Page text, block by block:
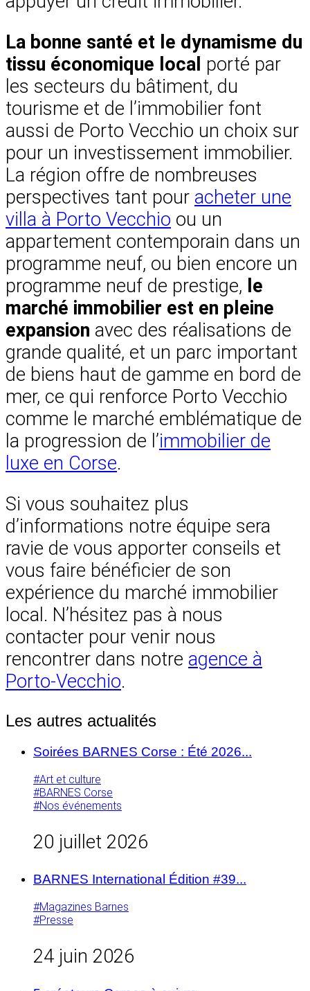
La bonne santé et le dynamisme du
tissu économique local porté par
les secteurs du bâtiment, du
tourisme et de l’immobilier font
aussi de Porto Vecchio un choix sur
pour un investissement immobilier.
La région offre de nombreuses
perspectives tant pour acheter une
villa à Porto Vecchio ou un
appartement contemporain dans un
programme neuf, ou bien encore un
programme neuf de prestige, le
marché immobilier est en pleine
expansion avec des réalisations de
grande qualité, et un parc important
de biens haut de gamme en bord de
mer, ce qui renforce Porto Vecchio
comme le marché emblématique de
la progression de l’immobilier de
luxe en Corse.
Si vous souhaitez plus
d’informations notre équipe sera
ravie de vous apporter conseils et
vous faire bénéficier de son
expérience du marché immobilier
local. N’hésitez pas à nous
contacter pour venir nous
rencontrer dans notre agence à
Porto-Vecchio.
Les autres actualités
Soirées BARNES Corse : Été 2026...
#Art et culture
#BARNES Corse
#Nos événements
20 juillet 2026
BARNES International Édition #39...
#Magazines Barnes
#Presse
24 juin 2026